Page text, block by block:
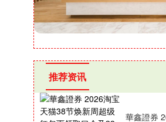
推荐资讯
華鑫證券